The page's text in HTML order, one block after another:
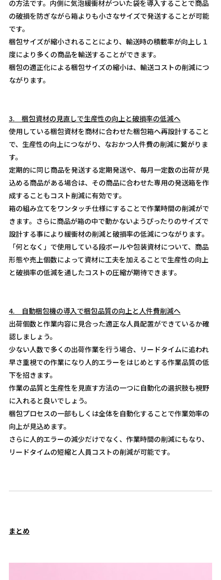
の方法です。内側に気泡緩衝材がついた袋を導入することで商品
の破損を防ぎながら箱よりも小さなサイズで発送することが可能
です。
梱包サイズが縮小されることにより、輸送時の積載率が向上し１
度により多くの商品を輸送することができます。
梱包の適正化による梱包サイズの縮小は、輸送コストの削減につ
ながります。
3. 梱包資材の見直しで生産性の向上と破損率の低減へ
使用している梱包資材を商材に合わせた梱包箱へ再設計すること
で、生産性の向上につながり、なおかつ人件費の削減に繋がりま
す。
定期的に同じ商品を発送する定期発送や、毎月一定数の出荷が見
込める商品がある場合は、その商品に合わせた専用の発送箱を作
成することもコスト削減に有効です。
箱の組み立てをワンタッチ仕様にすることで作業時間の削減がで
きます。さらに商品が箱の中で動かないようぴったりのサイズで
設計する事により緩衝材の削減と破損率の低減につながります。
「何となく」で使用している段ボールや包装資材について、商品
形態や売上個数によって資材に工夫を加えることで生産性の向上
と破損率の低減を通したコストの圧縮が期待できます。
4. 自動梱包機の導入で梱包品質の向上と人件費削減へ
出荷個数と作業内容に見合った適正な人員配置ができているか確
認しましょう。
少ない人数で多くの出荷作業を行う場合、リードタイムに追われ
早さ重視での作業になり人的エラーをはじめとする作業品質の低
下を招きます。
作業の品質と生産性を見直す方法の一つに自動化の選択肢も視野
に入れると良いでしょう。
梱包プロセスの一部もしくは全体を自動化することで作業効率の
向上が見込めます。
さらに人的エラーの減少だけでなく、作業時間の削減にもなり、
リードタイムの短縮と人員コストの削減が可能です。
まとめ